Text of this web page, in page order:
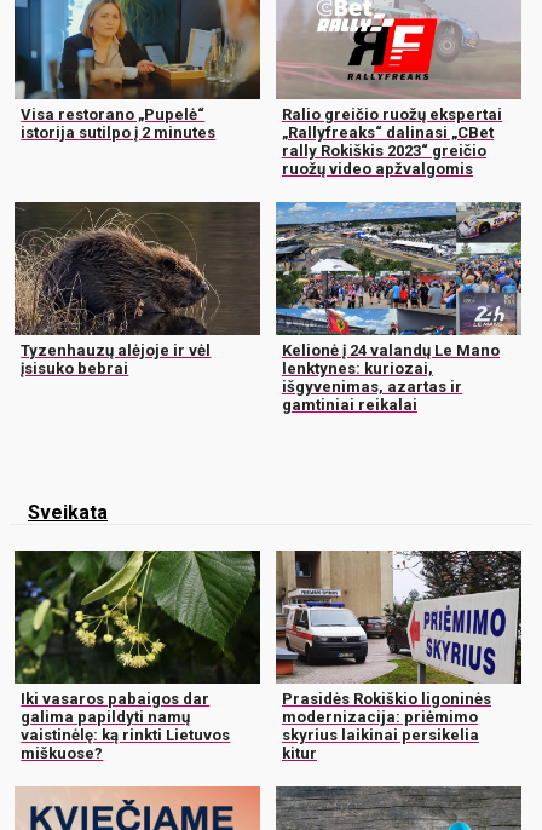
Visa restorano „Pupelė“
istorija sutilpo į 2 minutes
Ralio greičio ruožų ekspertai
„Rallyfreaks“ dalinasi „CBet
rally Rokiškis 2023“ greičio
ruožų video apžvalgomis
Tyzenhauzų alėjoje ir vėl
įsisuko bebrai
Kelionė į 24 valandų Le Mano
lenktynes: kuriozai,
išgyvenimas, azartas ir
gamtiniai reikalai
Sveikata
Iki vasaros pabaigos dar
galima papildyti namų
vaistinėlę: ką rinkti Lietuvos
miškuose?
Prasidės Rokiškio ligoninės
modernizacija: priėmimo
skyrius laikinai persikelia
kitur